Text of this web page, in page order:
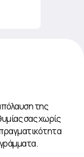
της
σας χωρίς